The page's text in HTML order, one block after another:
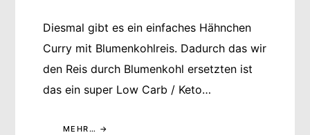
Diesmal gibt es ein einfaches Hähnchen
Curry mit Blumenkohlreis. Dadurch das wir
den Reis durch Blumenkohl ersetzten ist
das ein super Low Carb / Keto…
MEHR…